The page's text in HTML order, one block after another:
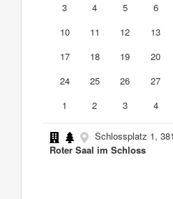
3
4 5 6
10
11 12 13
17
18 19 20
24
25 26 27
1
2 3 4
Schlossplatz 1,
Roter Saal im Schloss